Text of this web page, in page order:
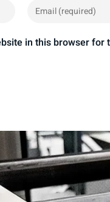
in this browser for